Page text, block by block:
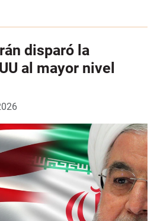
disparó la
al mayor nivel